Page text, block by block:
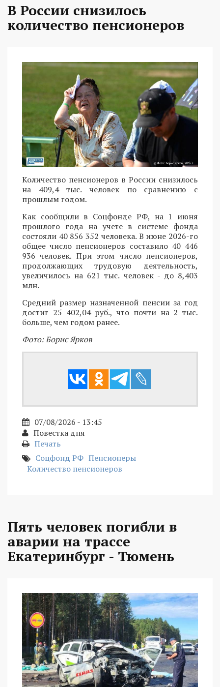
В России снизилось
количество пенсионеров
Количество пенсионеров в России снизилось
на 409,4 тыс. человек по сравнению с
прошлым годом.
Как сообщили в Соцфонде РФ, на 1 июня
прошлого года на учете в системе фонда
состояли 40 856 352 человека. В июне 2026-го
общее число пенсионеров составило 40 446
936 человек. При этом число пенсионеров,
продолжающих трудовую деятельность,
увеличилось на 621 тыс. человек - до 8,403
млн.
Средний размер назначенной пенсии за год
достиг 25 402,04 руб., что почти на 2 тыс.
больше, чем годом ранее.
Фото: Борис Ярков
07/08/2026 - 13:45
Повестка дня
Печать
Соцфонд РФ Пенсионеры
Количество пенсионеров
Пять человек погибли в
аварии на трассе
Екатеринбург - Тюмень